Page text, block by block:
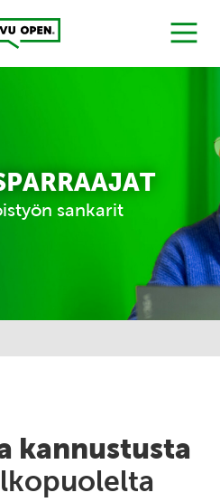
MENU
sankarit
kannustusta